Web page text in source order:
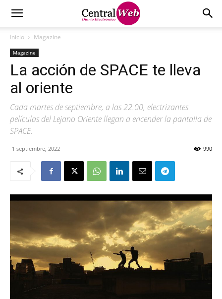
Inicio Magazine
Magazine
La acción de SPACE te lleva
al oriente
Cada martes de septiembre, a las 22.00, electrizantes
películas del Lejano Oriente llegan a encender la pantalla de
SPACE.
1 septiembre, 2022 990